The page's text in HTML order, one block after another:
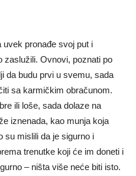
uvek pronađe svoj put i
zaslužili. Ovnovi, poznati po
da budu prvi u svemu, sada
sa karmičkim obračunom.
ili loše, sada dolaze na
iznenada, kao munja koja
su mislili da je sigurno i
trenutke koji će im doneti i
– ništa više neće biti isto.